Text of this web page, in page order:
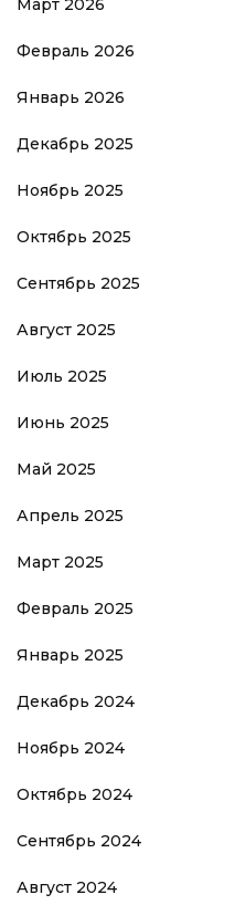
Март 2026
Февраль 2026
Январь 2026
Декабрь 2025
Ноябрь 2025
Октябрь 2025
Сентябрь 2025
Август 2025
Июль 2025
Июнь 2025
Май 2025
Апрель 2025
Март 2025
Февраль 2025
Январь 2025
Декабрь 2024
Ноябрь 2024
Октябрь 2024
Сентябрь 2024
Август 2024